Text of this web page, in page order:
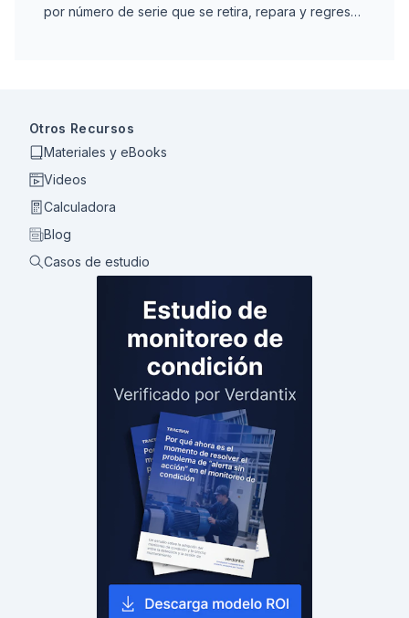
por número de serie que se retira, repara y regresa
Otros Recursos
Materiales y eBooks
Videos
Calculadora
Blog
Casos de estudio